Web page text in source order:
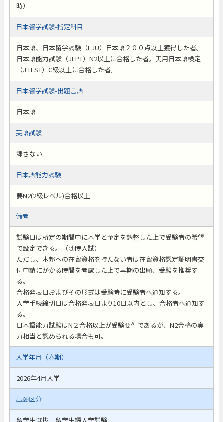
時）
日本留学試験-指定科目
日本語、日本留学試験（EJU）日本語２００点以上獲得した者。
日本語能力試験（JLPT）N2以上に合格した者。実用日本語検定
（J.TEST）C級以上に合格した者。
日本留学試験-出題言語
日本語
英語試験
課さない
日本語能力試験
要N2(2級レベル)合格以上
備考
試験日は所定の期間中に本学と予定を調整した上で受験者の希望
で設定できる。（随時入試）
ただし、本邦への在留資格を持たない者は在留資格認定証明書交
付申請にかかる時間を考慮した上で早期の出願、受験を推奨す
る。
合格発表日およびその形式は受験時に受験者へ通知する。
入学手続締切日は合格発表日より10日以内とし、合格者へ通知す
る。
日本語能力試験はN２合格以上が受験要件であるが、N2合格の実
力相当と認められる場合も可。
入学年月（春期）
2026年4月入学
出願区分
留学生選抜 留学生編入学試験